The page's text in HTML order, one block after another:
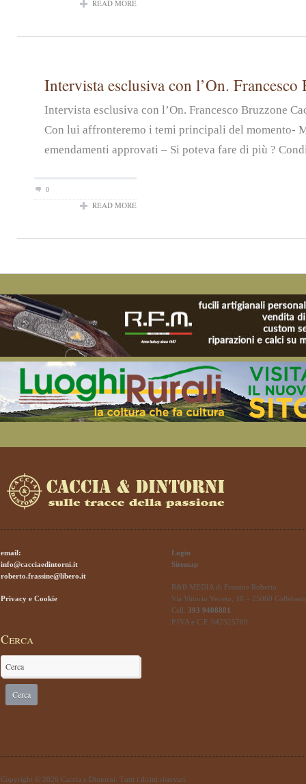
READ MORE
Intervista esclusiva con l’On. Francesco
Intervista esclusiva con l’On. Francesco Bruzzone
Con lui affronteremo i temi principali del momento-
emendamenti approvati – Si poteva fare di più ?
0
READ MORE
email:
info@cacciaedintorni.it
roberto.frassine@libero.it
Privacy e Cookie
Cerca
Login
Sitemap
R&B MEDIA di Frassine Roberto
Via Vittorio Veneto, 38 – 25060
Cell. 393 9408881
P.IVA e C.F. 042325709
Copyright © 2026 Caccia e Dintorni. Tutti i diritti riservati.